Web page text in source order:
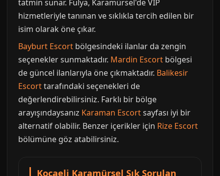
tatmin sunar. Fulya, Karamürsel'de VIP
hizmetleriyle tanınan ve sıklıkla tercih edilen bir
isim olarak öne çıkar.
Bayburt Escort bölgesindeki ilanlar da zengin
seçenekler sunmaktadır. Mardin Escort bölgesi
de güncel ilanlarıyla öne çıkmaktadır. Balikesir
Escorttarafındaki seçenekleri de
değerlendirebilirsiniz. Farklı bir bölge
arayışındaysanız Karaman Escortsayfası iyi bir
alternatif olabilir. Benzer içerikler için Rize Escort
bölümüne göz atabilirsiniz.
Kocaeli Karamürsel Sık Sorulan